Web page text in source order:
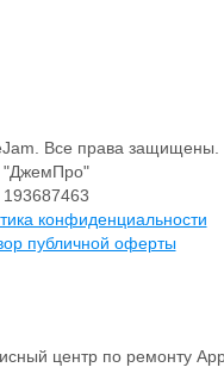
Все права защищены.
конфиденциальности
публичной оферты
центр по ремонту